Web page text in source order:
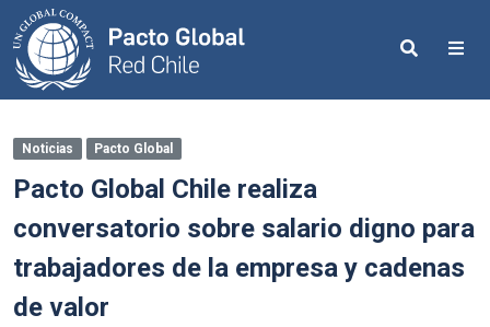
Search
Noticias Pacto Global
Pacto Global Chile realiza
conversatorio sobre salario digno para
trabajadores de la empresa y cadenas
de valor